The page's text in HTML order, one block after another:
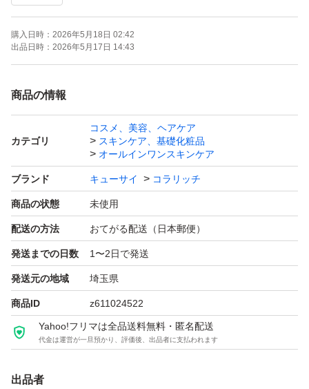
理解いただける方のみご購入ください。
購入日時： 2026年5月18日 02:42
出品日時： 2026年5月17日 14:43
商品の情報
カテゴリ
コスメ、美容、ヘアケア
スキンケア、基礎化粧品
オールインワンスキンケア
ブランド キューサイ コラリッチ
商品の状態 未使用
配送の方法 おてがる配送（日本郵便）
発送までの日数 1〜2日で発送
発送元の地域 埼玉県
商品ID z611024522
Yahoo!フリマは全品送料無料・匿名配送
代金は運営が一旦預かり、評価後、出品者に支払われます
出品者